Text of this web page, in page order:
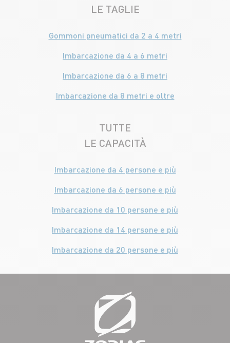
LE TAGLIE
Gommoni pneumatici da 2 a 4 metri
Imbarcazione da 4 a 6 metri
Imbarcazione da 6 a 8 metri
Imbarcazione da 8 metri e oltre
TUTTE
LE CAPACITÀ
Imbarcazione da 4 persone e più
Imbarcazione da 6 persone e più
Imbarcazione da 10 persone e più
Imbarcazione da 14 persone e più
Imbarcazione da 20 persone e più